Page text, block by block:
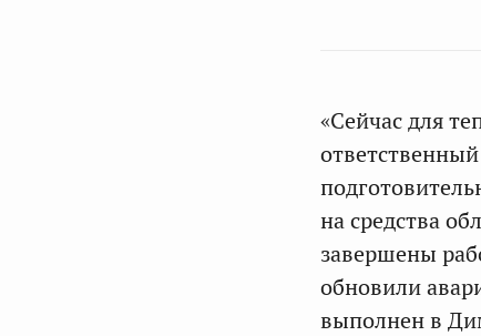
«Сейчас для
на средства
завершены
обновили
выполнен в